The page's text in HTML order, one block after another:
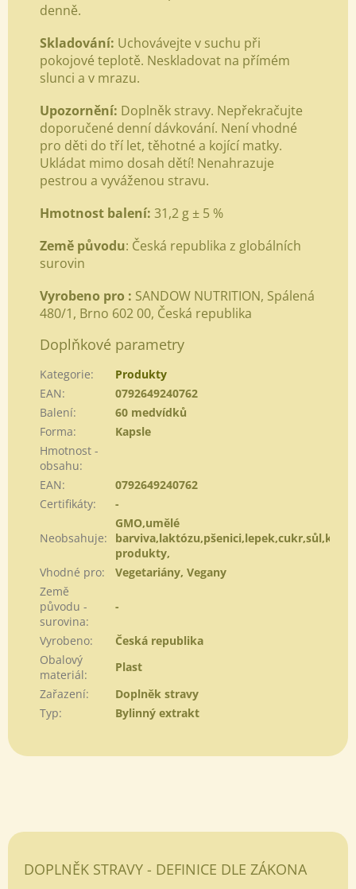
denně.
Skladování: Uchovávejte v suchu při
pokojové teplotě. Neskladovat na přímém
slunci a v mrazu.
Upozornění: Doplněk stravy. Nepřekračujte
doporučené denní dávkování. Není vhodné
pro děti do tří let, těhotné a kojící matky.
Ukládat mimo dosah dětí! Nenahrazuje
pestrou a vyváženou stravu.
Hmotnost balení: 31,2 g ± 5 %
Země původu: Česká republika z globálních
surovin
Vyrobeno pro : SANDOW NUTRITION, Spálená
480/1, Brno 602 00, Česká republika
Doplňkové parametry
Kategorie:
Produkty
EAN:
0792649240762
Balení:
60 medvídků
Forma:
Kapsle
Hmotnost -
obsahu:
EAN:
0792649240762
Certifikáty: -
Neobsahuje:
GMO,umělé
produkty,
Vhodné pro:
Vegetariány, Vegany
Země
původu -
surovina:
-
Vyrobeno:
Česká republika
Obalový
materiál:
Plast
Zařazení:
Doplněk stravy
Typ: Bylinný extrakt
DOPLNĚK STRAVY - DEFINICE DLE ZÁKONA